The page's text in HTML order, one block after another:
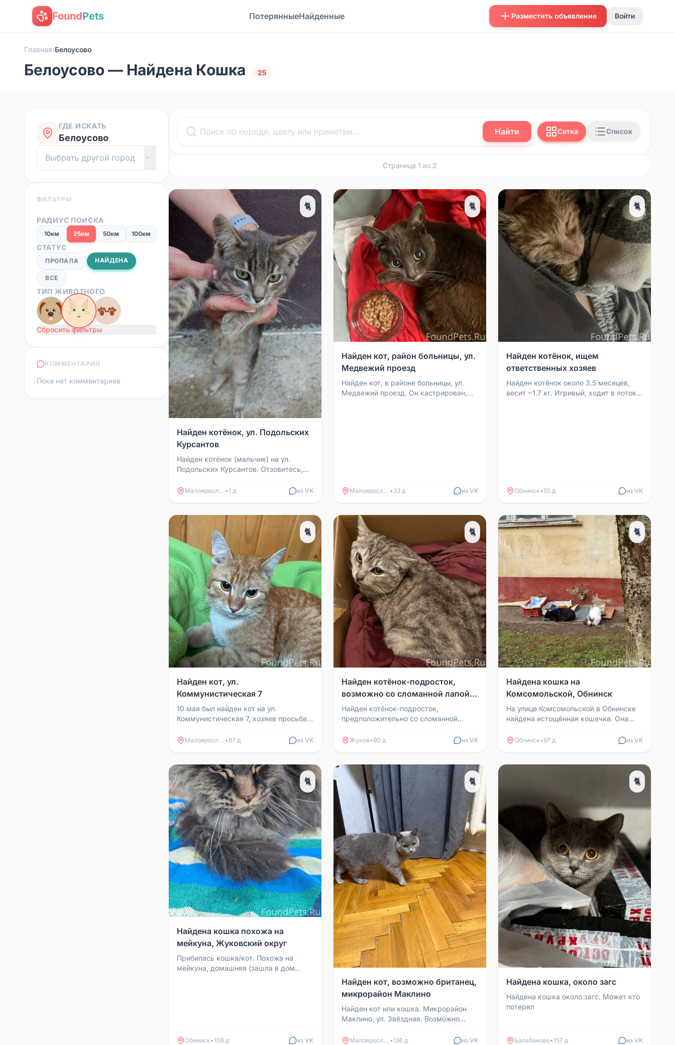
FoundPets ПотерянныеНайденные Разместить объявление Войти
Главная›Белоусово
Белоусово — Найдена Кошка 25
ГДЕ ИСКАТЬ
Белоусово
ФИЛЬТРЫ
РАДИУС ПОИСКА
10км 25км 50км 100км
СТАТУС
ПРОПАЛА НАЙДЕНА
ВСЕ
ТИП ЖИВОТНОГО
Сбросить фильтры
КОММЕНТАРИИ
Пока нет комментариев
Найти Сетка Список
Страница 1 из 2
🐈
Найден котёнок, ул. Подольских
Курсантов
Найден котёнок (мальчик) на ул.
Подольских Курсантов. Отзовитесь,
Обращаться в «Строй ...
Малоярославец •1 д из VK
🐈
Найден кот, район больницы, ул.
Медвежий проезд
Найден кот, в районе больницы, ул.
Медвежий проезд. Он кастрирован,
Малоярославец • 33 д из VK
🐈
Найден котёнок, ищем
ответственных хозяев
Найден котёнок около 3.5 месяцев,
весит ~1.7 кг. Игривый, ходит в лоток.
Обнинск• 55 д из VK
🐈
Найден кот, ул.
Коммунистическая 7
10 мая был найден кот на ул.
Коммунистическая 7, хозяев просьба
Малоярославец • 87 д из VK
🐈
Найден котёнок-подросток,
возможно со сломанной лапой,
Ленина 101
Найден котёнок-подросток,
предположительно со сломанной
хозяев, себе оставить не можем. Кот...
Жуков• 90 д из VK
🐈
Найдена кошка на
Комсомольской, Обнинск
На улице Комсомольской в Обнинске
найдена истощённая кошечка. Она
но очень слабая. Ко...
Обнинск• 97 д из VK
🐈
Найдена кошка похожа на
мейкуна, Жуковский округ
Прибилась кошка/кот. Похожа на
мейкуна, домашняя (зашла в дом
Обнинск•106 д из VK
🐈
Найден кот, возможно британец,
микрорайон Маклино
Найден кот или кошка. Микрорайон
Маклино, ул. Звёздная. Возможно
спинке выбрита шерс...
Малоярославец •136 д из VK
🐈
Найдена кошка, около загс
Найдена кошка около загс. Может кто
потерял
Балабаново•157 д из VK